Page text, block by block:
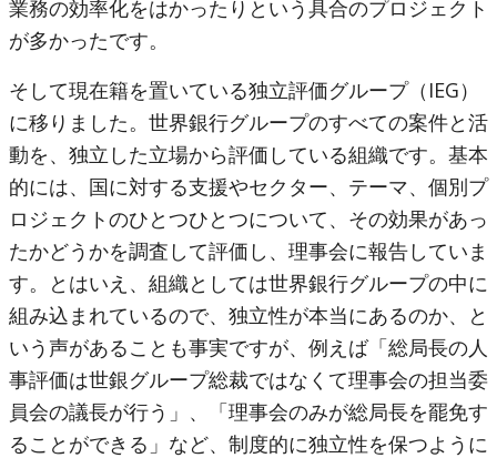
業務の効率化をはかったりという具合のプロジェクト
が多かったです。
そして現在籍を置いている独立評価グループ（IEG）
に移りました。世界銀行グループのすべての案件と活
動を、独立した立場から評価している組織です。基本
的には、国に対する支援やセクター、テーマ、個別プ
ロジェクトのひとつひとつについて、その効果があっ
たかどうかを調査して評価し、理事会に報告していま
す。とはいえ、組織としては世界銀行グループの中に
組み込まれているので、独立性が本当にあるのか、と
いう声があることも事実ですが、例えば「総局長の人
事評価は世銀グループ総裁ではなくて理事会の担当委
員会の議長が行う」、「理事会のみが総局長を罷免す
ることができる」など、制度的に独立性を保つように